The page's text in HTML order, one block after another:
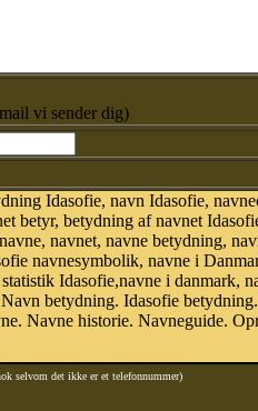
vi sender dig)
Idasofie, navn Idasofie,
betyr, betydning af navnet
navnet, navne betydning,
navnesymbolik, navne i
Idasofie,navne i danmark,
betydning. Idasofie
Navne historie. Navneguide.
selvom det ikke er et telefonnummer)